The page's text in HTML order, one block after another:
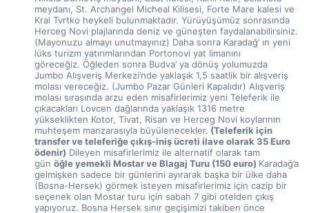
meydanı, St. Archangel Micheal Kilisesi, Forte Mare kalesi ve
Kral Tvrtko heykeli bulunmaktadır. Yürüyüşümüz sonrasında
Herceg Novi plajlarında deniz ve güneşten faydalanabilirsiniz.
(Mayonuzu almayı unutmayınız) Daha sonra Karadağ’ ın yeni
lüks turizm yatırımlarından Portonovi yat limanını
göreceğiz. Öğleden sonra Budva’ ya dönüş yolumuzda
Jumbo Alışveriş Merkezi’nde yaklaşık 1,5 saatlik bir alışveriş
molası vereceğiz. (Jumbo Pazar Günleri Kapalıdır) Alışveriş
molası sırasında arzu eden misafirlerimiz yeni Teleferik ile
çıkacakları Lovcen dağlarında yaklaşık 1316 metre
yükseklikten Kotor, Tivat, Risan ve Herceg Novi koylarının
muhteşem manzarasıyla büyülenecekler. (Teleferik için
transfer ve teleferiğe çıkış-iniş ücreti ilave olarak 35 Euro
ödenir) Dileyen misafirlerimiz ile alternatif olarak tam
gün öğle yemekli Mostar ve Blagaj Turu (150 euro) Karadağ’a
gelmişken sadece bir günlerini ayırarak başka bir ülke daha
(Bosna-Hersek) görmek isteyen misafirlerimiz için cazip bir
seçenek olan Mostar turu için sabah 7 gibi otelden çıkış
yapıyoruz. Bosna Hersek sınır geçişimizi takiben önce